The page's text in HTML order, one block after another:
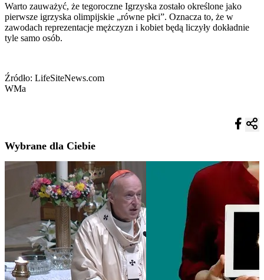
Warto zauważyć, że tegoroczne Igrzyska zostało określone jako
pierwsze igrzyska olimpijskie „równe płci”. Oznacza to, że w
zawodach reprezentacje mężczyzn i kobiet będą liczyły dokładnie
tyle samo osób.
Źródło: LifeSiteNews.com
WMa
Wybrane dla Ciebie